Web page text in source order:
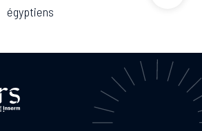
patient.e.s
les cellules Émergence, actives ou
égyptiens